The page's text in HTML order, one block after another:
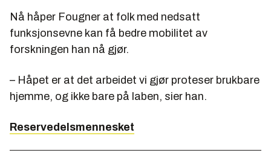
Nå håper Fougner at folk med nedsatt
funksjonsevne kan få bedre mobilitet av
forskningen han nå gjør.
– Håpet er at det arbeidet vi gjør proteser brukbare
hjemme, og ikke bare på laben, sier han.
Reservedelsmennesket